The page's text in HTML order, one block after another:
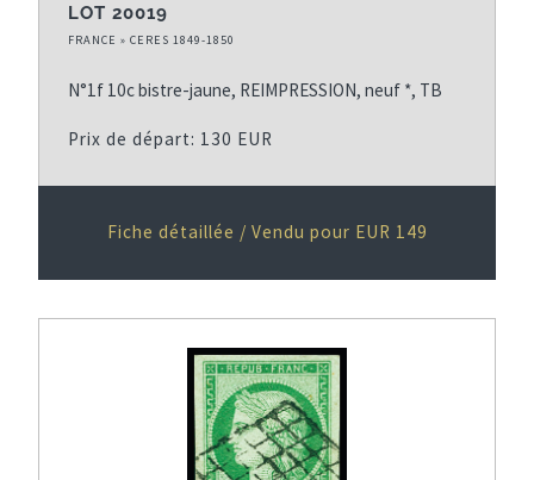
LOT 20019
FRANCE » CERES 1849-1850
N°1f 10c bistre-jaune, REIMPRESSION, neuf *, TB
Prix de départ: 130 EUR
Fiche détaillée / Vendu pour EUR 149